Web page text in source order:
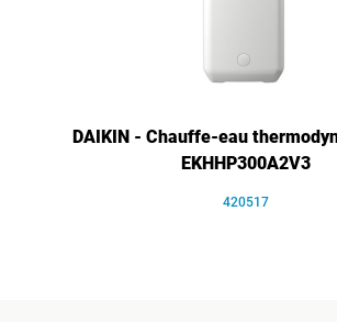
DAIKIN - Chauffe-eau
EKHHP300A2V3
420517